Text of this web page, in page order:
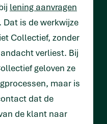
lening aanvragen
is de werkwijze
Collectief, zonder
verliest. Bij
geloven ze
maar is
dat de
de klant naar